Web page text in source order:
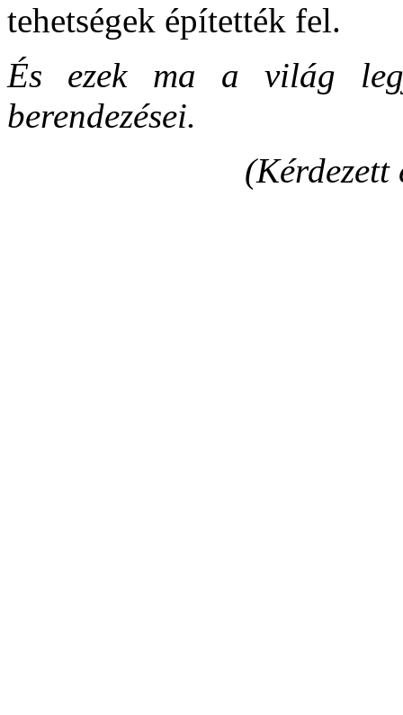
tehetségek építették fel.
És ezek ma a világ
berendezései.
(Kérdezett